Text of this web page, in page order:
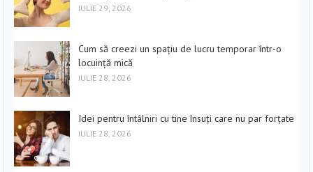
IULIE 29, 2026
Cum să creezi un spațiu de lucru temporar într-o
locuință mică
IULIE 28, 2026
Idei pentru întâlniri cu tine însuți care nu par forțate
IULIE 28, 2026